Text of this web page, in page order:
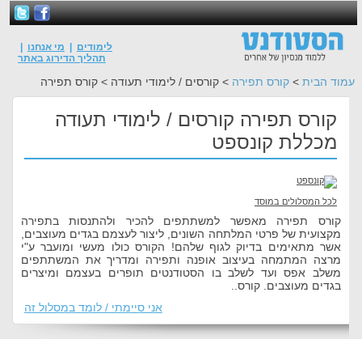
לימודים מי אנחנו
תהליך הדירוג באתר
עמוד הבית > קורס תפירה > קורסים / לימודי תעודה > קורס תפירה
קורס תפירה קורסים / לימודי תעודה
מכללת קונספט
לכל המסלולים במוסד
קורס תפירה מאפשר למשתתפים להכיר ולהתנסות בתפירה
מקצועית של פרטי המלתחה השונים, ליצור לעצמם בגדים מעוצבים,
אשר מתאימים בדיוק לגוף שלהם! הקורס כולו מעשי ומועבר ע"י
מרצה המתמחה בעיצוב אופנה ותפירה ומדריך את המשתתפים
משלב אפס ועד לשלב בו הסטודנטים תופרים בעצמם ומיצרים
בגדים מעוצבים. קורס..
אני סיימתי / לומד במסלול זה